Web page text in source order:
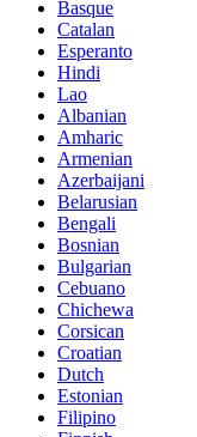
Basque
Catalan
Esperanto
Hindi
Lao
Albanian
Amharic
Armenian
Azerbaijani
Belarusian
Bengali
Bosnian
Bulgarian
Cebuano
Chichewa
Corsican
Croatian
Dutch
Estonian
Filipino